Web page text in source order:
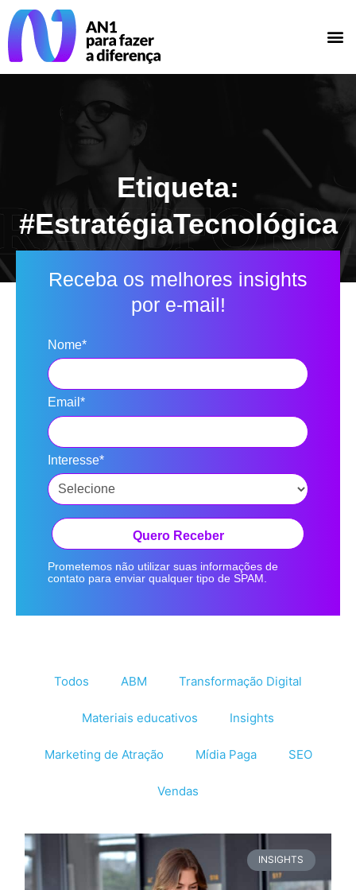
Etiqueta:
#EstratégiaTecnológica
Receba os melhores insights
por e-mail!
Nome*
Email*
Interesse*
Quero Receber
Prometemos não utilizar suas informações de
contato para enviar qualquer tipo de SPAM.
Todos ABM Transformação Digital
Materiais educativos Insights
Marketing de Atração Mídia Paga SEO
Vendas
INSIGHTS